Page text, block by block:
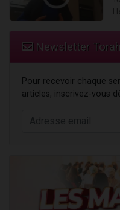
Newsletter
Pour recevoir chaque
articles, inscrivez-vous